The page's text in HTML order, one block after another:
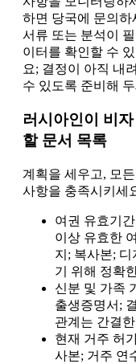
하면 당국에 문의
서류 또는 분석이
이터를 확인할 수
요; 결정이 아직 내
수 있도록 준비해
러시아인이 비
할 문서 목록
계획을 세우고, 모
사항을 충족시키세
여권 유효기
이상 유효한
지; 복사본;
기 위해 정확
신분 및 가족
출생증명서;
관계는 간결
현재 거주 허
사본; 거주 연